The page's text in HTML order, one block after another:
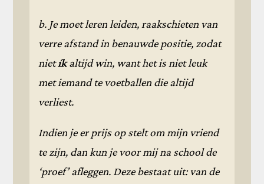
b. Je moet leren leiden, raakschieten van
verre afstand in benauwde positie, zodat
nietíkaltijd win, want het is niet leuk
met iemand te voetballen die altijd
verliest.
Indien je er prijs op stelt om mijn vriend
te zijn, dan kun je voor mij na school de
‘proef’ afleggen. Deze bestaat uit: van de